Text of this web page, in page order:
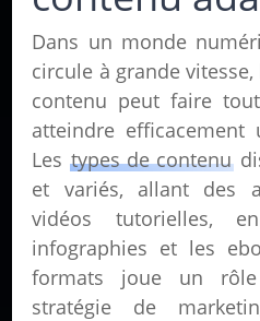
Dans un monde
circule à grande
contenu peut faire
atteindre efficacement
Les types de contenu
et variés, allant des
vidéos tutorielles,
infographies et les
formats joue un
stratégie de